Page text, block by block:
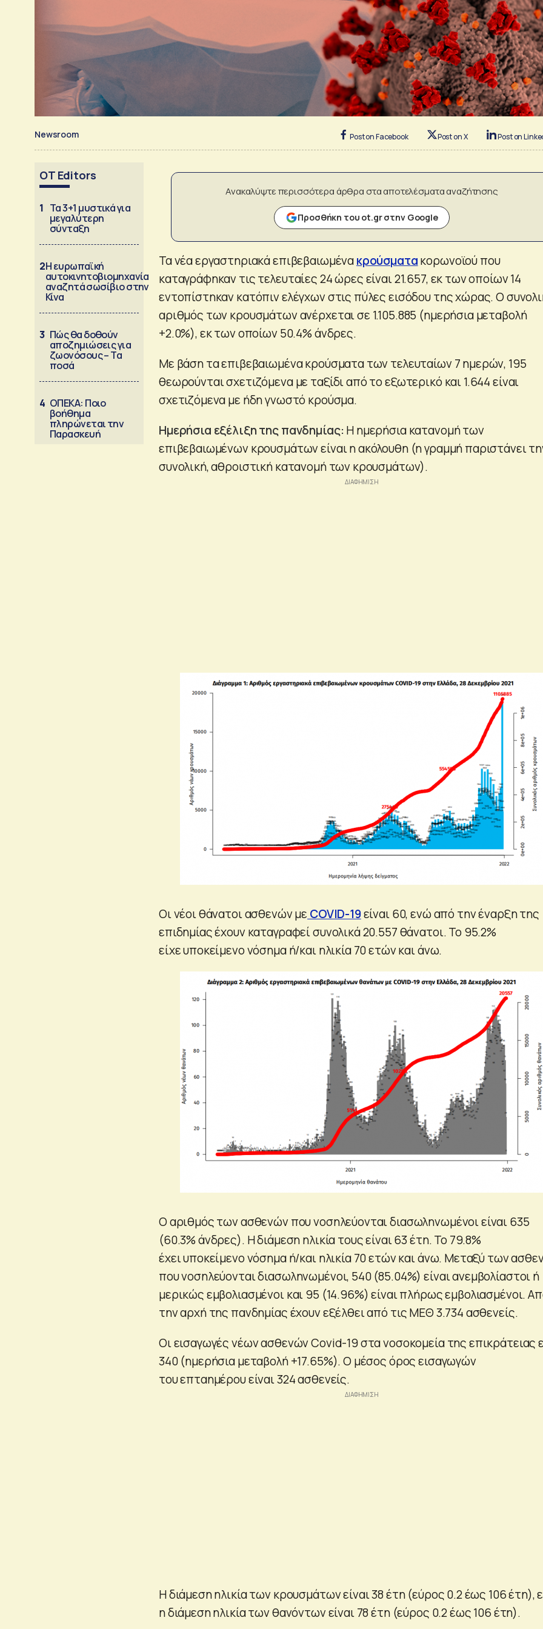
Newsroom Post on Facebook Post on X Post on
OT Editors
1 Τα 3+1 μυστικά για
μεγαλύτερη
σύνταξη
2Η ευρωπαϊκή
αυτοκινητοβιομηχανία
αναζητά σωσίβιο στην
Κίνα
3 Πώς θα δοθούν
αποζημιώσεις για
ζωονόσους – Τα
ποσά
4 ΟΠΕΚΑ: Ποιο
βοήθημα
πληρώνεται την
Παρασκευή
Ανακαλύψτε περισσότερα άρθρα στα αποτελέσματα αναζήτησης
Προσθήκη του ot.gr στην Google
Τα νέα εργαστηριακά επιβεβαιωμένακρούσματακορωνοϊού που
καταγράφηκαν τις τελευταίες 24 ώρες είναι 21.657, εκ των οποίων 14
εντοπίστηκαν κατόπιν ελέγχων στις πύλες εισόδου της χώρας. Ο
αριθμός των κρουσμάτων ανέρχεται σε 1.105.885 (ημερήσια μεταβολή
+2.0%), εκ των οποίων 50.4% άνδρες.
Με βάση τα επιβεβαιωμένα κρούσματα των τελευταίων 7 ημερών, 195
θεωρούνται σχετιζόμενα με ταξίδι από το εξωτερικό και 1.644 είναι
σχετιζόμενα με ήδη γνωστό κρούσμα.
Ημερήσια εξέλιξη της πανδημίας: Η ημερήσια κατανομή των
επιβεβαιωμένων κρουσμάτων είναι η ακόλουθη (η γραμμή παριστάνει
συνολική, αθροιστική κατανομή των κρουσμάτων).
Οι νέοι θάνατοι ασθενών με COVID-19είναι 60, ενώ από την έναρξη της
επιδημίας έχουν καταγραφεί συνολικά 20.557 θάνατοι. Το 95.2%
είχε υποκείμενο νόσημα ή/και ηλικία 70 ετών και άνω.
Ο αριθμός των ασθενών που νοσηλεύονται διασωληνωμένοι είναι 635
(60.3% άνδρες). Η διάμεση ηλικία τους είναι 63 έτη. To 79.8%
έχει υποκείμενο νόσημα ή/και ηλικία 70 ετών και άνω. Μεταξύ των
που νοσηλεύονται διασωληνωμένοι, 540 (85.04%) είναι ανεμβολίαστοι ή
μερικώς εμβολιασμένοι και 95 (14.96%) είναι πλήρως εμβολιασμένοι.
την αρχή της πανδημίας έχουν εξέλθει από τις ΜΕΘ 3.734 ασθενείς.
Οι εισαγωγές νέων ασθενών Covid-19 στα νοσοκομεία της επικράτειας
340 (ημερήσια μεταβολή +17.65%). Ο μέσος όρος εισαγωγών
του επταημέρου είναι 324 ασθενείς.
Η διάμεση ηλικία των κρουσμάτων είναι 38 έτη (εύρος 0.2 έως 106 έτη),
η διάμεση ηλικία των θανόντων είναι 78 έτη (εύρος 0.2 έως 106 έτη).